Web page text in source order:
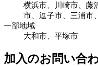
横浜市、川崎市、藤
市、逗子市、三浦市
一部地域
大和市、平塚市
加入のお問い合